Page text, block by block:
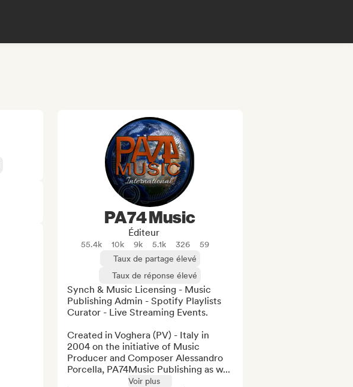
PA74 Music
Éditeur
55.4k 10k 9k 5.1k 326
59
Taux de partage élevé
Taux de réponse élevé
Synch & Music Licensing - Music
Publishing Admin - Spotify Playlists
Curator - Live Streaming Events.
Created in Voghera (PV) - Italy in
2004 on the initiative of Music
Producer and Composer Alessandro
Porcella, PA74Music Publishing as w...
Voir plus